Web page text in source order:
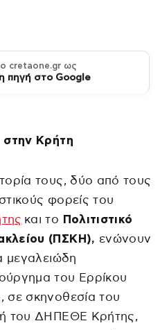
cretaone.gr ως
πηγή στο Google
στην Κρήτη
τους, δύο από τους
φορείς του
και το Πολιτιστικό
(ΠΣΚΗ), ενώνουν
μεγαλειώδη
του Ερρίκου
σε σκηνοθεσία του
του ΔΗΠΕΘΕ Κρήτης,